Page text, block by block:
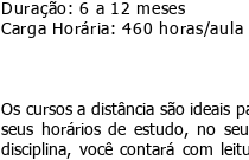
Duração: 6 a 12 meses
Carga Horária: 460 horas/aula
Os cursos a distância são ideais
seus horários de estudo, no
disciplina, você contará com